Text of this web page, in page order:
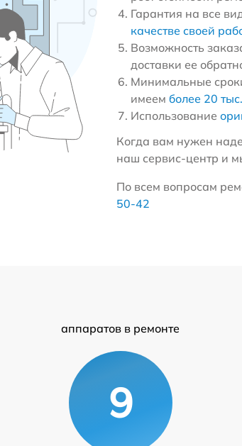
Гарантия на все
качестве своей
Возможность
доставки ее
Минимальные
имеем более 20
Использование
Когда вам нужен
наш сервис-центр и
По всем вопросам
50-42
аппаратов в ремонте
9